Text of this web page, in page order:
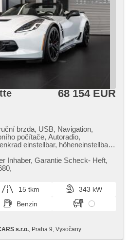
68 154 EUR
brzda, USB, Navigation,
počítače, Autoradio,
einstellbar, höheneinstellbare
El. einstellbare Sitze,
Leuchte, Alufelgen, El. Spiegel,
LED, Zentralverriegelung mit
senzory přední, Rolldach,
7 Geschwindigkeitsgänge,
Inhaber,​ Garantie Scheck​- Heft,​
15 tkm
343 kW
Benzin
s.r.o. , Praha 9, Vysočany